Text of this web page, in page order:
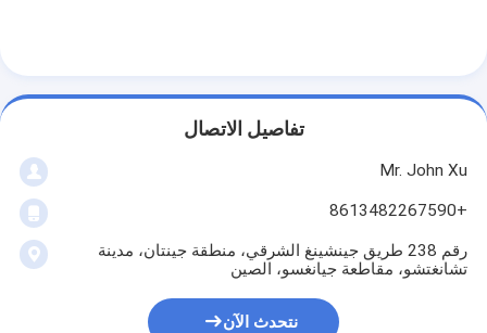
آلة الترقق فيلم
بلاستيكيّ ترقيق آلة
آلة طلاء التصفيح
تفاصيل الاتصال
Mr. John Xu
+8613482267590
رقم 238 طريق جينشينغ الشرقي، منطقة جينتان، مدينة
تشانغتشو، مقاطعة جيانغسو، الصين
نتحدث الآن